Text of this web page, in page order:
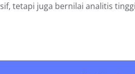
tetapi juga bernilai analitis